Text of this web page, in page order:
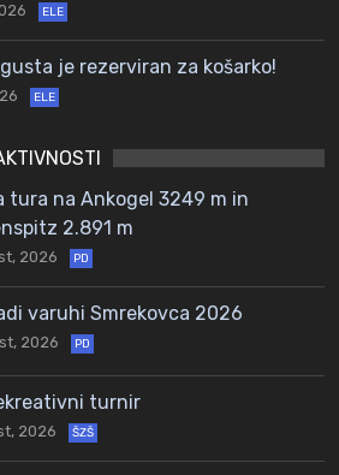
ELE
je rezerviran za košarko!
ELE
tura na Ankogel 3249 m in
2.891 m
2026 PD
varuhi Smrekovca 2026
2026 PD
turnir
2026 ŠZŠ